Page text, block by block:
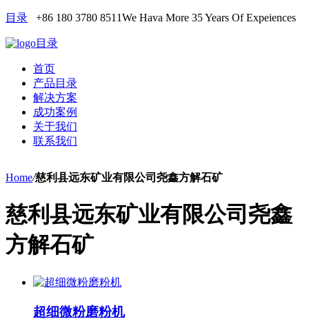
目录 +86 180 3780 8511We Hava More 35 Years Of Expeiences
目录
首页
产品目录
解决方案
成功案例
关于我们
联系我们
Home/慈利县远东矿业有限公司尧鑫方解石矿
慈利县远东矿业有限公司尧鑫
方解石矿
超细微粉磨粉机